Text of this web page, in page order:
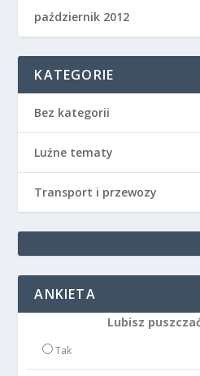
październik 2012
KATEGORIE
Bez kategorii
Luźne tematy
Transport i przewozy
ANKIETA
Lubisz
Tak